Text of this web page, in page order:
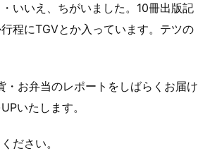
いいえ、ちがいました。10冊出版記
程にTGVとか入っています。テツの
お弁当のレポートをしばらくお届け
いたします。
ださい。